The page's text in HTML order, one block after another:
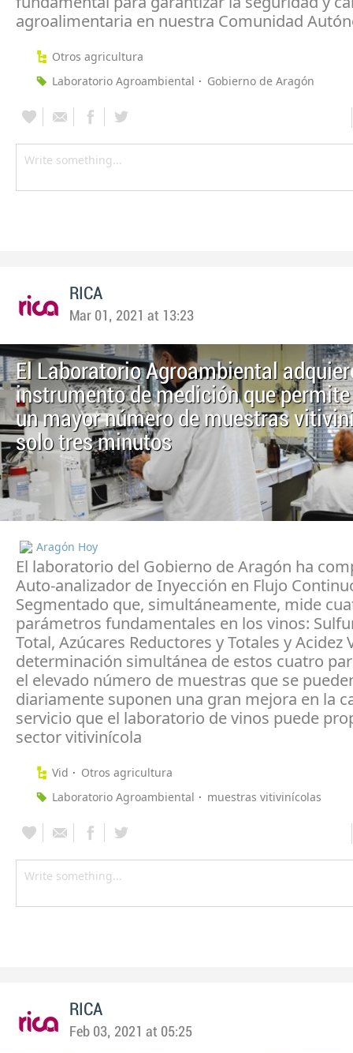
agroalimentaria en nuestra Comunidad
Otros agricultura
Laboratorio Agroambiental
Gobierno de Aragón
RICA
Mar 01, 2021 at 13:23
El Laboratorio Agroambiental
instrumento de medición que
un mayor número de muestras
solo tres minutos
Aragón Hoy
El laboratorio del Gobierno de Aragón ha
Auto-analizador de Inyección en Flujo
Segmentado que, simultáneamente, mide
parámetros fundamentales en los vinos:
Total, Azúcares Reductores y Totales y Acidez
determinación simultánea de estos cuatro
el elevado número de muestras que se
diariamente suponen una gran mejora en la
servicio que el laboratorio de vinos puede
sector vitivinícola
Vid
Otros agricultura
Laboratorio Agroambiental
muestras vitivinícolas
RICA
Feb 03, 2021 at 05:25